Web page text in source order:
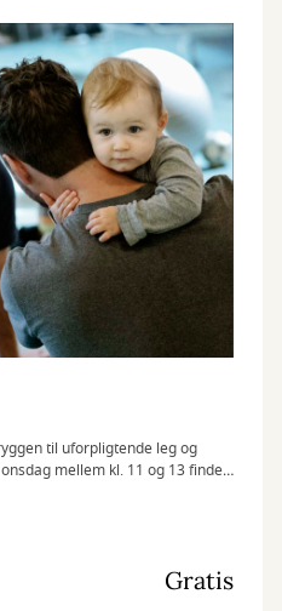
til uforpligtende leg og
mellem kl. 11 og 13 finder
legestue.
Gratis